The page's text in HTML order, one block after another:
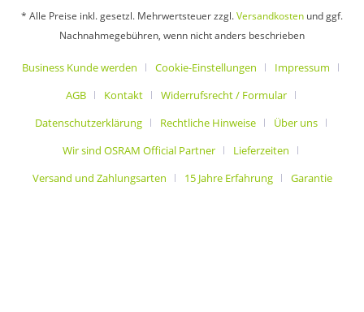
* Alle Preise inkl. gesetzl. Mehrwertsteuer zzgl.Versandkosten und ggf.
Nachnahmegebühren, wenn nicht anders beschrieben
Business Kunde werden Cookie-Einstellungen
Impressum
AGB
Kontakt
Widerrufsrecht / Formular
Datenschutzerklärung
Rechtliche Hinweise
Über uns
Wir sind OSRAM Official Partner
Lieferzeiten
Versand und Zahlungsarten
15 Jahre Erfahrung Garantie